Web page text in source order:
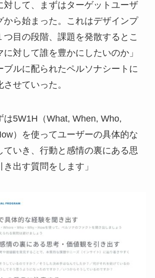
対して、まずはターゲットユーザ
から始まった。これはデザインプ
つ目の段階、課題を発散するとこ
に対して誰を豊かにしたいのか」
ブルに配られたペルソナシートに
せていった。
は5W1H（What, When, Who,
）を使ってユーザーの具体的な
ていき、行動と感情の裏にある思
き出す質問をします 」